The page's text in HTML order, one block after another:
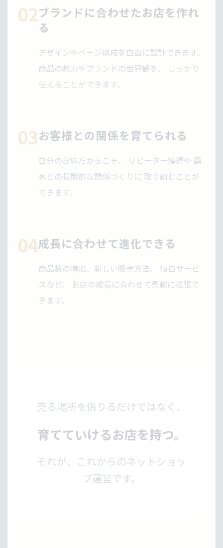
02ブランドに合わせたお店を作れ
る
デザインやページ構成を自由に設計できます。
商品の魅力やブランドの世界観を、 しっかり
伝えることができます。
03お客様との関係を育てられる
自分のお店だからこそ、 リピーター獲得や 顧
客との長期的な関係づくりに 取り組むことが
できます。
04成長に合わせて進化できる
商品数の増加、新しい販売方法、 独自サービ
スなど、 お店の成長に合わせて柔軟に拡張で
きます。
売る場所を借りるだけではなく、
育てていけるお店を持つ。
それが、これからのネットショッ
プ運営です。